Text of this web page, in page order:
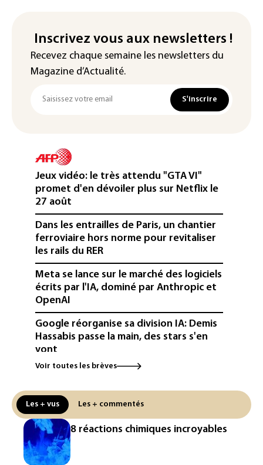
Inscrivez vous aux newsletters !
Recevez chaque semaine les newsletters du
Magazine d’Actualité.
S'inscrire
Jeux vidéo: le très attendu "GTA VI"
promet d'en dévoiler plus sur Netflix le
27 août
Dans les entrailles de Paris, un chantier
ferroviaire hors norme pour revitaliser
les rails du RER
Meta se lance sur le marché des logiciels
écrits par l'IA, dominé par Anthropic et
OpenAI
Google réorganise sa division IA: Demis
Hassabis passe la main, des stars s'en
vont
Colombie: un bébé hippopotame
meurt malgré les soins
Éclipse: une baisse temporaire de la
production d'électricité solaire
attendue en Europe
Voir toutes les brèves
Les + vus Les + commentés
8 réactions chimiques incroyables